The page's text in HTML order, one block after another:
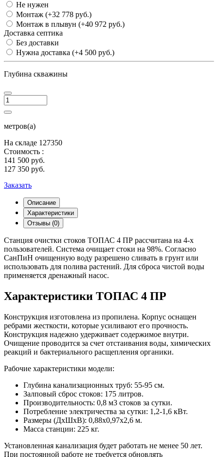
Не нужен
Монтаж (+32 778 руб.)
Монтаж в плывун (+40 972 руб.)
Доставка септика
Без доставки
Нужна доставка (+4 500 руб.)
Глубина скважины
метров(а)
На складе 127350
Стоимость :
141 500 руб.
127 350 руб.
Заказать
Описание
Характеристики
Отзывы (0)
Станция очистки стоков ТОПАС 4 ПР рассчитана на 4-х
пользователей. Система очищает стоки на 98%. Согласно
СанПиН очищенную воду разрешено сливать в грунт или
использовать для полива растений. Для сброса чистой воды
применяется дренажный насос.
Характеристики ТОПАС 4 ПР
Конструкция изготовлена из пропилена. Корпус оснащен
ребрами жесткости, которые усиливают его прочность.
Конструкция надежно удерживает содержимое внутри.
Очищение проводится за счет отстаивания воды, химических
реакций и бактериального расщепления органики.
Рабочие характеристики модели:
Глубина канализационных труб: 55-95 см.
Залповый сброс стоков: 175 литров.
Производительность: 0,8 м3 стоков за сутки.
Потребление электричества за сутки: 1,2-1,6 кВт.
Размеры (ДхШхВ): 0,88х0,97х2,6 м.
Масса станции: 225 кг.
Установленная канализация будет работать не менее 50 лет.
При постоянной работе не требуется обновлять